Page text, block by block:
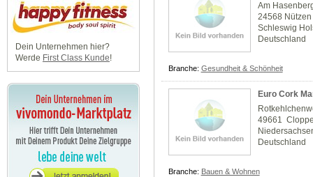
Dein Unternehmen hier?
Werde First Class Kunde!
Am
24568 Nützen
Schleswig
Deutschland
Branche: Gesundheit & Schönheit
Euro Cork
49661
Deutschland
Branche: Bauen & Wohnen